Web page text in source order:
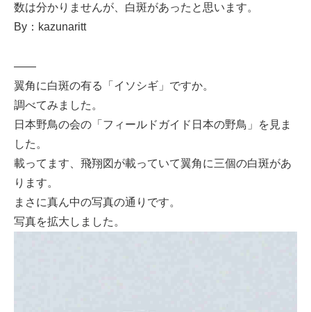
数は分かりませんが、白斑があったと思います。
By：kazunaritt
——
翼角に白斑の有る「イソシギ」ですか。
調べてみました。
日本野鳥の会の「フィールドガイド日本の野鳥」を見ま
した。
載ってます、飛翔図が載っていて翼角に三個の白斑があ
ります。
まさに真ん中の写真の通りです。
写真を拡大しました。